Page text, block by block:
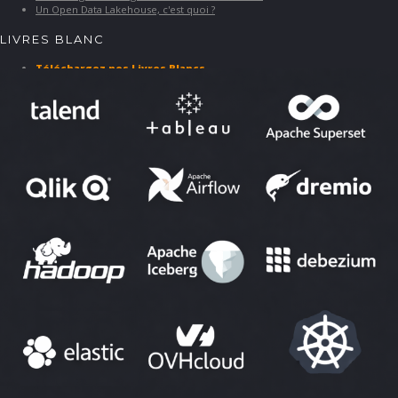
Un Open Data Lakehouse, c'est quoi ?
LIVRES BLANC
Téléchargez nos Livres Blancs